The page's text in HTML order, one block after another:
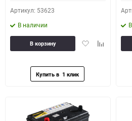
Артикул: 53623
В наличии
ДобавитьДобавить
В корзину